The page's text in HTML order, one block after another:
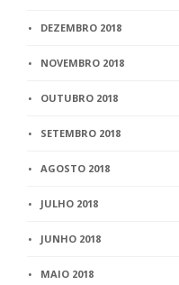
DEZEMBRO 2018
NOVEMBRO 2018
OUTUBRO 2018
SETEMBRO 2018
AGOSTO 2018
JULHO 2018
JUNHO 2018
MAIO 2018